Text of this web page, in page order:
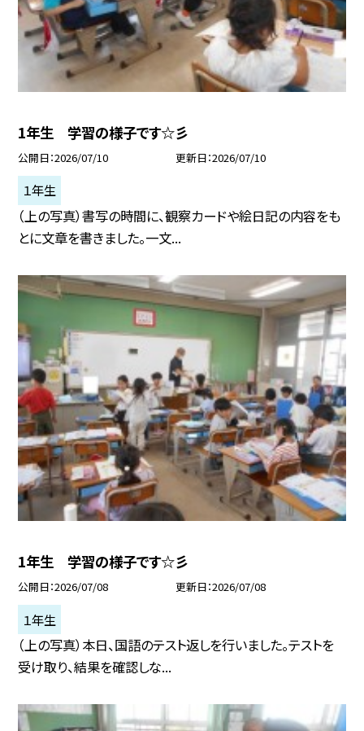
1年生 学習の様子です☆彡
公開日 2026/07/10 更新日 2026/07/10
１年生
（上の写真）書写の時間に、観察カードや絵日記の内容をも
とに文章を書きました。一文...
1年生 学習の様子です☆彡
公開日 2026/07/08 更新日 2026/07/08
１年生
（上の写真）本日、国語のテスト返しを行いました。テストを
受け取り、結果を確認しな...